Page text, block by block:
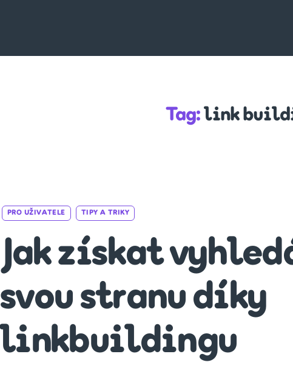
Tag: link
PRO UŽIVATELE TIPY A TRIKY
Jak získat
svou stranu díky
linkbuildingu